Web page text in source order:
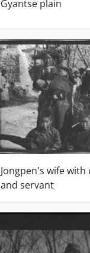
Gyantse plain
Jongpen's wife with
and servant